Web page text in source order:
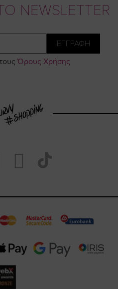
NEWSLETTER
ΕΓΓΡΑΦΗ
Όρους Χρήσης
Visit
https://
page
Visit
https://
page
our
TikTok
page